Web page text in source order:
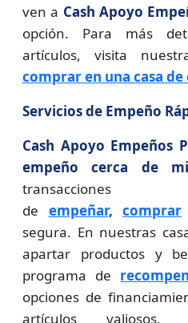
ven a Cash Apoyo
opción. Para más
artículos, visita
comprar en una casa de
Servicios de Empeño
Cash Apoyo Empeños
empeño cerca de mi
transacciones
de empeñar, comprar
segura. En nuestras
apartar productos y
programa de
opciones de
artículos